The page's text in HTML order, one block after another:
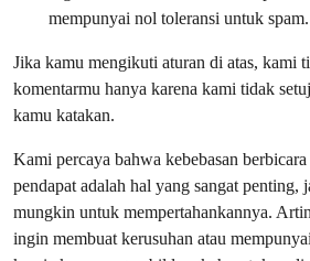
mempunyai nol toleransi untuk spam.
Jika kamu mengikuti aturan di atas, kami
komentarmu hanya karena kami tidak
kamu katakan.
Kami percaya bahwa kebebasan
pendapat adalah hal yang sangat penting,
mungkin untuk mempertahankannya.
ingin membuat kerusuhan atau